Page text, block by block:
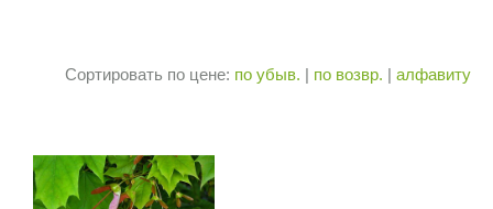
Сортировать по цене: по убыв. | по возвр. | алфавиту